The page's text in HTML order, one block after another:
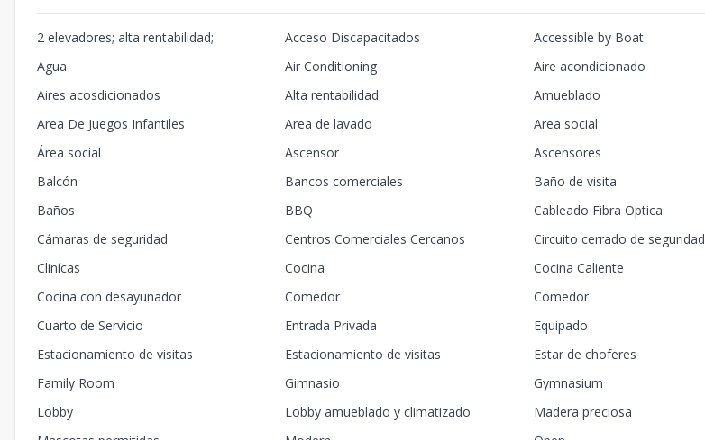
2 elevadores; alta rentabilidad; Acceso Discapacitados
Accessible by Boat
Agua
Air Conditioning
Aire acondicionado
Aires acosdicionados
Alta rentabilidad
Amueblado
Area De Juegos Infantiles
Area de lavado
Area social
Área social
Ascensor
Ascensores
Balcón
Bancos comerciales
Baño de visita
Baños
BBQ
Cableado Fibra Optica
Cámaras de seguridad
Centros Comerciales Cercanos
Circuito cerrado de seguridad
Clinícas
Cocina
Cocina Caliente
Cocina con desayunador
Comedor
Comedor
Cuarto de Servicio
Entrada Privada
Equipado
Estacionamiento de visitas
Estacionamiento de visitas
Estar de choferes
Family Room
Gimnasio
Gymnasium
Lobby
Lobby amueblado y climatizado
Madera preciosa